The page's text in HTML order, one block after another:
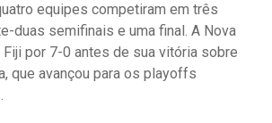
equipes competiram em três
duas semifinais e uma final. A Nova
Fiji por 7-0 antes de sua vitória sobre
que avançou para os playoffs